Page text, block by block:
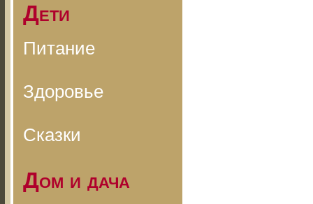
Дети
Питание
Здоровье
Сказки
Дом и дача